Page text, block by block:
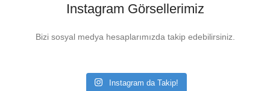
Instagram Görsellerimiz
Bizi sosyal medya hesaplarımızda takip edebilirsiniz.
Instagram da Takip!